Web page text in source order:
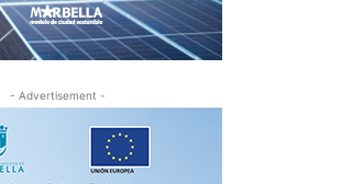
- Advertisement -